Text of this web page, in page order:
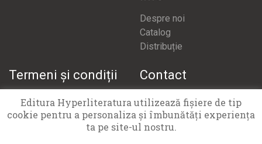
Despre noi
Catalog
Distribuție
Termeni și condiții
Termeni și condiții
Politică confidențialitate
Contact
office@hyperliteratura.ro
Editura Hyperliteratura utilizează fişiere de tip
cookie pentru a personaliza și îmbunătăți experiența
ta pe site-ul nostru.